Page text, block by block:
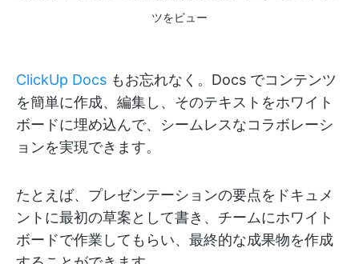
ツをビュー
ClickUp Docs もお忘れなく。Docs でコンテンツ
を簡単に作成、編集し、そのテキストをホワイト
ボードに埋め込んで、シームレスなコラボレーシ
ョンを実現できます。
たとえば、プレゼンテーションの要点をドキュメ
ントに最初の草案として書き、チームにホワイト
ボードで作業してもらい、最終的な成果物を作成